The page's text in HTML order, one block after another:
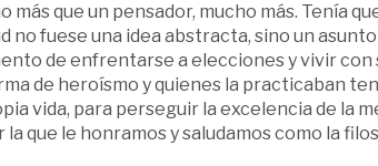
más que un pensador, mucho más. Tenía
no fuese una idea abstracta, sino un
de enfrentarse a elecciones y vivir con
de heroísmo y quienes la practicaban
vida, para perseguir la excelencia de la
la que le honramos y saludamos como la